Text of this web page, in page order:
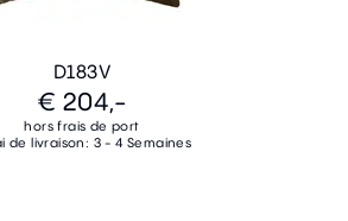
D183V
€ 204,-
hors frais de port
de livraison: 3 - 4 Semaines